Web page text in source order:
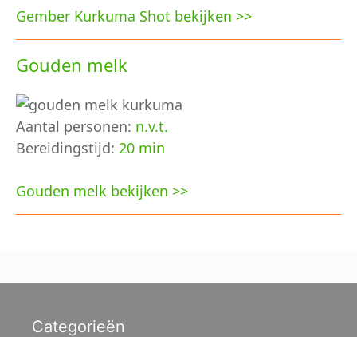
Gember Kurkuma Shot bekijken >>
Gouden melk
Aantal personen: n.v.t.
Bereidingstijd: 20 min
Gouden melk bekijken >>
Categorieën